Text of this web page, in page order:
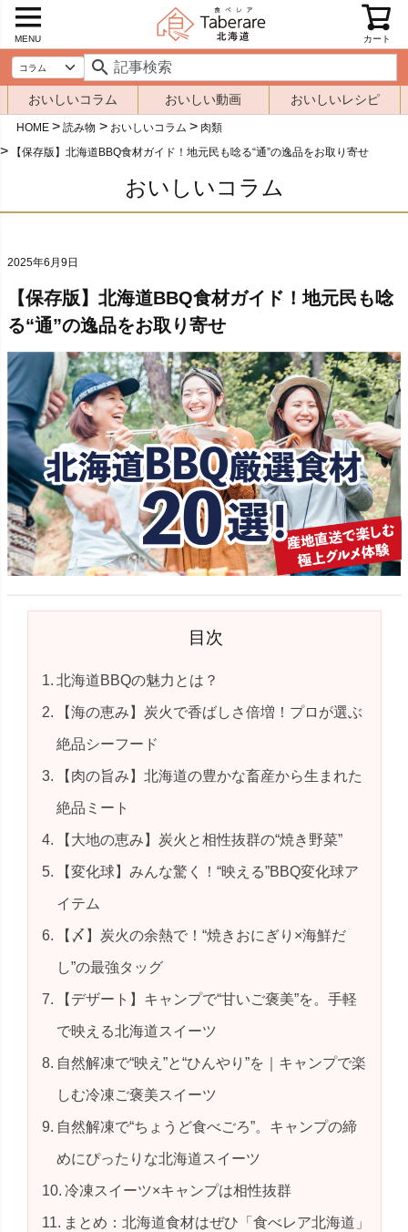
MENU カート
おいしいコラム おいしい動画 おいしいレシピ
HOME 読み物 おいしいコラム
肉類
【保存版】北海道BBQ食材ガイド！地元民も唸る“通”の逸品をお取り寄せ
おいしいコラム
2025年6月9日
【保存版】北海道BBQ食材ガイド！地元民も唸
る“通”の逸品をお取り寄せ
目次
北海道BBQの魅力とは？
【海の恵み】炭火で香ばしさ倍増！プロが選ぶ
絶品シーフード
【肉の旨み】北海道の豊かな畜産から生まれた
絶品ミート
【大地の恵み】炭火と相性抜群の“焼き野菜”
【変化球】みんな驚く！“映える”BBQ変化球ア
イテム
【〆】炭火の余熱で！“焼きおにぎり×海鮮だ
し”の最強タッグ
【デザート】キャンプで“甘いご褒美”を。手軽
で映える北海道スイーツ
自然解凍で“映え”と“ひんやり”を｜キャンプで楽
しむ冷凍ご褒美スイーツ
自然解凍で“ちょうど食べごろ”。キャンプの締
めにぴったりな北海道スイーツ
冷凍スイーツ×キャンプは相性抜群
まとめ：北海道食材はぜひ「食べレア北海道」